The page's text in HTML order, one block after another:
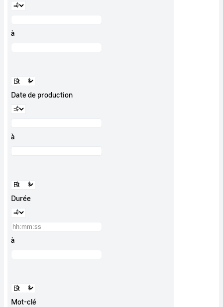
à
Date de production
à
Durée
à
Mot-clé